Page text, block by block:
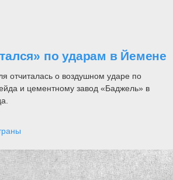
по ударам в Йемене
отчиталась о воздушном ударе по
и цементному завод «Баджель» в